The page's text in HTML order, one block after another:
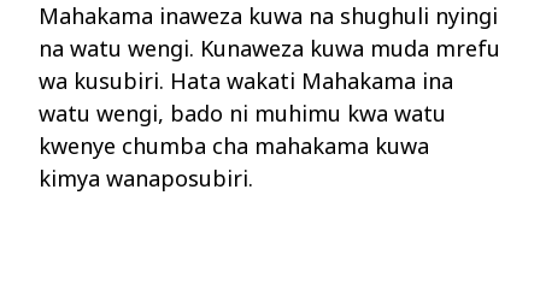
Mahakama inaweza kuwa na shughuli nyingi
na watu wengi. Kunaweza kuwa muda mrefu
wa kusubiri. Hata wakati Mahakama ina
watu wengi, bado ni muhimu kwa watu
kwenye chumba cha mahakama kuwa
kimya wanaposubiri.